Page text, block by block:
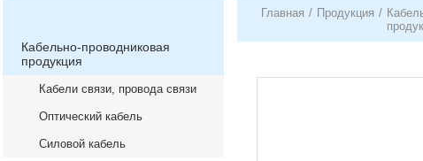
Кабельно-проводниковая
продукция
Кабели связи, провода связи
Оптический кабель
Силовой кабель
Главная / Продукция /